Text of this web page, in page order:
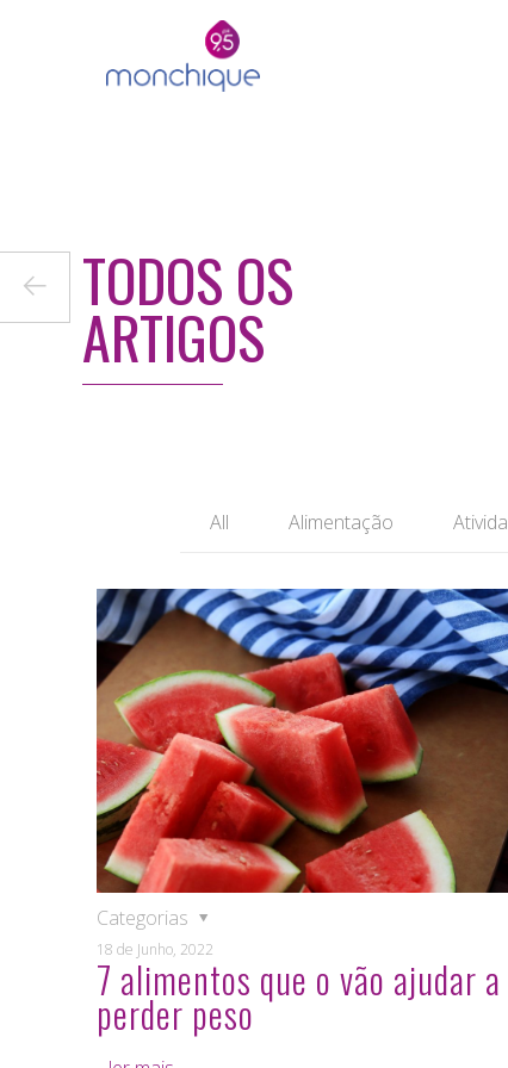
← TODOS OS
ARTIGOS
All Alimentação
18 de Junho, 2022
Categorias
7 alimentos que o vão ajudar a
perder peso